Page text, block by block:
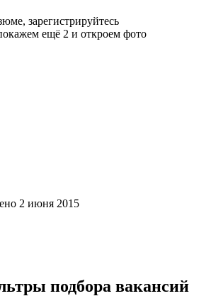
зарегистрируйтесь
ещё 2 и откроем фото
2 июня 2015
подбора вакансий